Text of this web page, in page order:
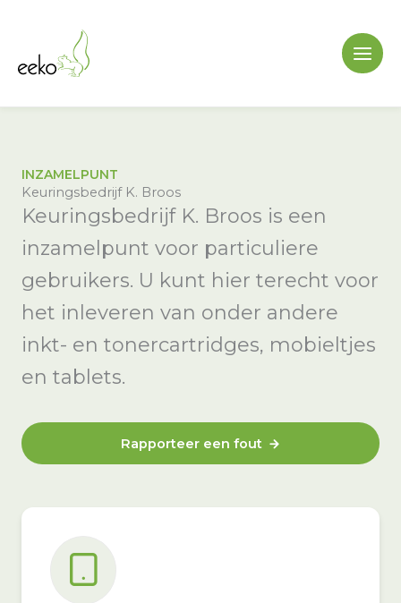
inhoud
INZAMELPUNT
Keuringsbedrijf K. Broos
Keuringsbedrijf K. Broos is een
inzamelpunt voor particuliere
gebruikers. U kunt hier terecht voor
het inleveren van onder andere
inkt- en tonercartridges, mobieltjes
en tablets.
Rapporteer een fout